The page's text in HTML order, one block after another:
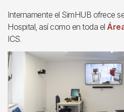
Internamente el SimHUB ofrece
Hospital, así como en toda el
ICS.